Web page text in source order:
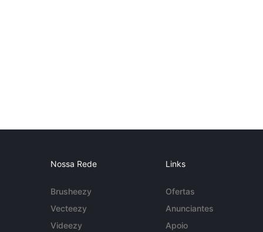
Nossa Rede
Brusheezy
Vecteezy
Videezy
Links
Ofertas
Anunciantes
Apoio